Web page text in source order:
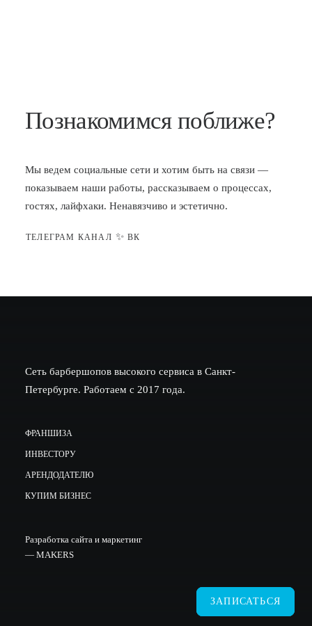
Познакомимся поближе?
Мы ведем социальные сети и хотим быть на связи —
показываем наши работы, рассказываем о процессах,
гостях, лайфхаки. Ненавязчиво и эстетично.
ТЕЛЕГРАМ КАНАЛ ✨ ВК
Сеть барбершопов высокого сервиса в Санкт-
Петербурге. Работаем с 2017 года.
ФРАНШИЗА
ИНВЕСТОРУ
АРЕНДОДАТЕЛЮ
КУПИМ БИЗНЕС
Разработка сайта и маркетинг
— MAKERS
ЗАПИСАТЬСЯ